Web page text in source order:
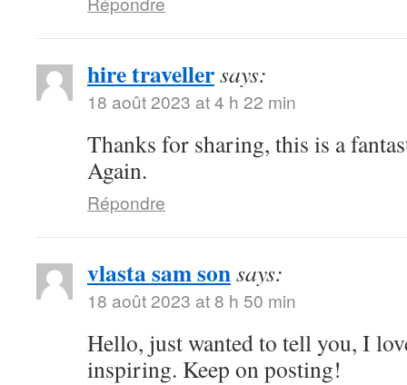
hire travellersays:
18 août 2023 at 4 h 22 min
Thanks for sharing, this is a
Again.
Répondre
vlasta sam sonsays:
18 août 2023 at 8 h 50 min
Hello, just wanted to tell you, I
inspiring. Keep on posting!